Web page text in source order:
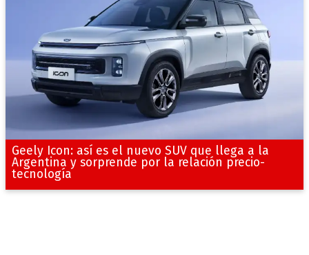
Geely Icon: así es el nuevo SUV que llega a la
Argentina y sorprende por la relación precio-
tecnología